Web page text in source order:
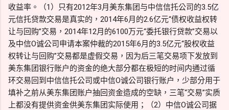
收益率。（1）只有2012年3月美东集团与中信信托公司的3.5亿
元信托贷款交易是真实的，2014年6月的2.6亿元“债权收益权转
让与回购”交易，2014年12月的6100万元“委托银行贷款”交易以
及中信O诚公司申请本案仲裁的2015年6月的3.5亿元“股权收益
权转让与回购”交易都是虚假交易，因为后三笔交易项下发放到
美东集团银行账户的资金的绝大部分都在极短的时间内通过循
环交易回到中信信托公司或中信O诚公司银行账户，少部分用于
填补之前从美东集团账户抽回资金造成的空缺，三笔“交易”实质
上都没有提供资金供美东集团实际使用；（2）中信O诚公司据